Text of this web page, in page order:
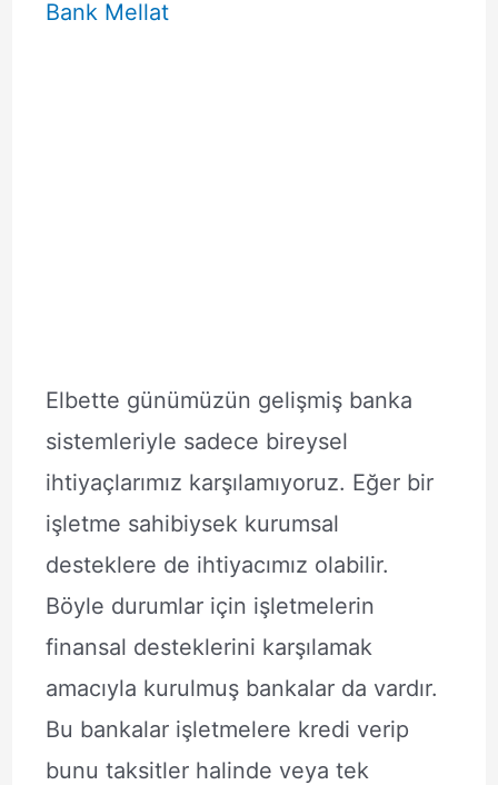
Bank Mellat
Elbette günümüzün gelişmiş banka
sistemleriyle sadece bireysel
ihtiyaçlarımız karşılamıyoruz. Eğer bir
işletme sahibiysek kurumsal
desteklere de ihtiyacımız olabilir.
Böyle durumlar için işletmelerin
finansal desteklerini karşılamak
amacıyla kurulmuş bankalar da vardır.
Bu bankalar işletmelere kredi verip
bunu taksitler halinde veya tek